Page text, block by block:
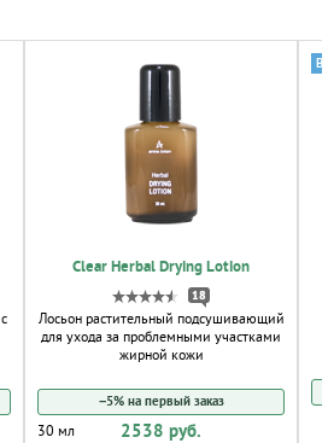
Clear Herbal Drying Lotion
18
Лосьон растительный подсушивающий
для ухода за проблемными участками
жирной кожи
−5% на первый заказ
30 мл
2538 руб.